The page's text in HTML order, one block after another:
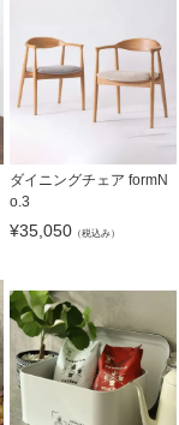
ダイニングチェア formN
o.3
¥35,050（税込み）